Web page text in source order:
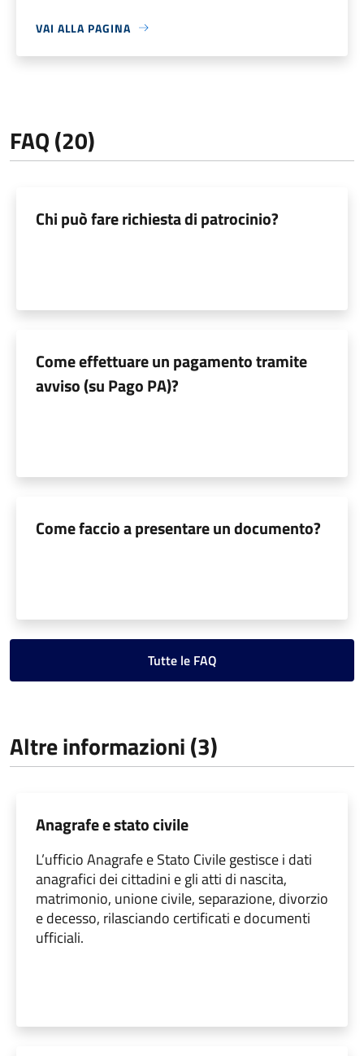
VAI ALLA PAGINA
FAQ (20)
Chi può fare richiesta di patrocinio?
Come effettuare un pagamento tramite
avviso (su Pago PA)?
Come faccio a presentare un documento?
Tutte le FAQ
Altre informazioni (3)
Anagrafe e stato civile
L’ufficio Anagrafe e Stato Civile gestisce i dati
anagrafici dei cittadini e gli atti di nascita,
matrimonio, unione civile, separazione, divorzio
e decesso, rilasciando certificati e documenti
ufficiali.